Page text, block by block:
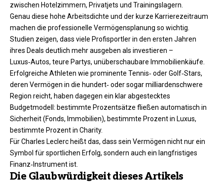
zwischen Hotelzimmern, Privatjets und Trainingslagern.
Genau diese hohe Arbeitsdichte und der kurze Karrierezeitraum
machen die professionelle Vermögensplanung so wichtig.
Studien zeigen, dass viele Profisportler in den ersten Jahren
ihres Deals deutlich mehr ausgeben als investieren –
Luxus‑Autos, teure Partys, unüberschaubare Immobilienkäufe.
Erfolgreiche Athleten wie prominente Tennis‑ oder Golf‑Stars,
deren Vermögen in die hundert‑ oder sogar milliardenschwere
Region reicht, haben dagegen ein klar abgestecktes
Budgetmodell: bestimmte Prozentsätze fließen automatisch in
Sicherheit (Fonds, Immobilien), bestimmte Prozent in Luxus,
bestimmte Prozent in Charity.
Für Charles Leclerc heißt das, dass sein Vermögen nicht nur ein
Symbol für sportlichen Erfolg, sondern auch ein langfristiges
Finanz‑Instrument ist.
Die Glaubwürdigkeit dieses Artikels